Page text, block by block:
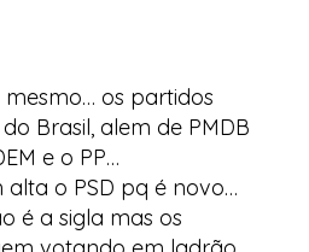
mesmo… os partidos
Brasil, alem de PMDB
e o PP…
alta o PSD pq é novo…
é a sigla mas os